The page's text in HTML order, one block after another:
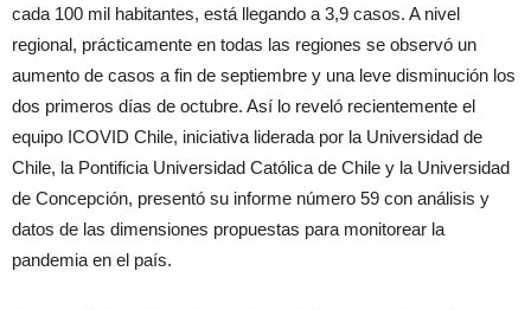
cada 100 mil habitantes, está llegando a 3,9 casos. A nivel
regional, prácticamente en todas las regiones se observó un
aumento de casos a fin de septiembre y una leve disminución los
dos primeros días de octubre. Así lo reveló recientemente el
equipo ICOVID Chile, iniciativa liderada por la Universidad de
Chile, la Pontificia Universidad Católica de Chile y la Universidad
de Concepción, presentó su informe número 59 con análisis y
datos de las dimensiones propuestas para monitorear la
pandemia en el país.